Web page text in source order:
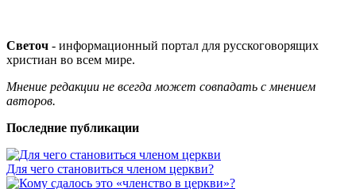
Светоч - информационный портал для русскоговорящих
христиан во всем мире.
Мнение редакции не всегда может совпадать с мнением
авторов.
Последние публикации
Для чего становиться членом церкви?